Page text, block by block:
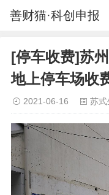
善财猫·科创申报
[停车收费]苏
地上停车场收
2021-06-16 苏式